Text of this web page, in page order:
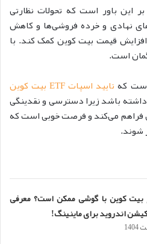
این باور است که تحولات نظارتی
نهادی و خرده فروشی‌ها و کاهش
قیمت بیت کوین کمک کند. با
است.
تایید اسپات ETF بیت کوین
باشد زیرا دسترسی و نقدینگی
فراهم می‌کند و فرصت خوبی است که
شوند.
بیت کوین با گوشی ممکن است؟ معرفی
اندروید برای ماینینگ!